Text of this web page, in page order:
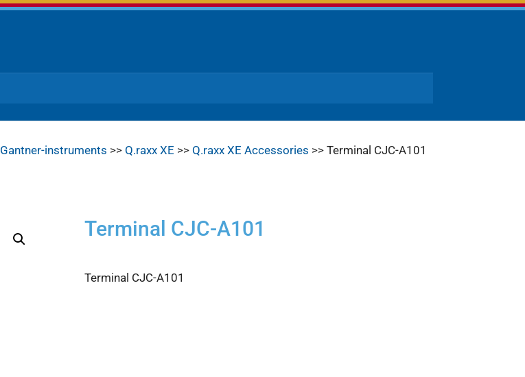
Gantner-instruments >> Q.raxx XE >> Q.raxx XE Accessories >> Terminal CJC-A101
Terminal CJC-A101
Terminal CJC-A101